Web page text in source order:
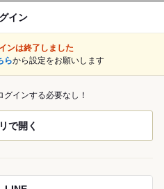
イン
ンは終了しました
らから設定をお願いします
インする必要なし！
で開く